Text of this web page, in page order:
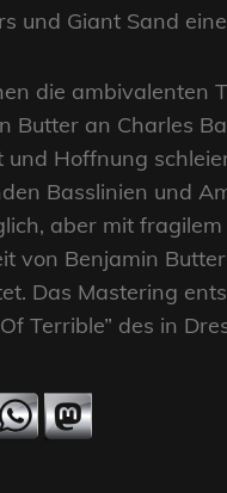
und Giant Sand
die ambivalenten
an Charles
Hoffnung
Basslinien und
aber mit
von Benjamin
Das Mastering
Terrible” des in